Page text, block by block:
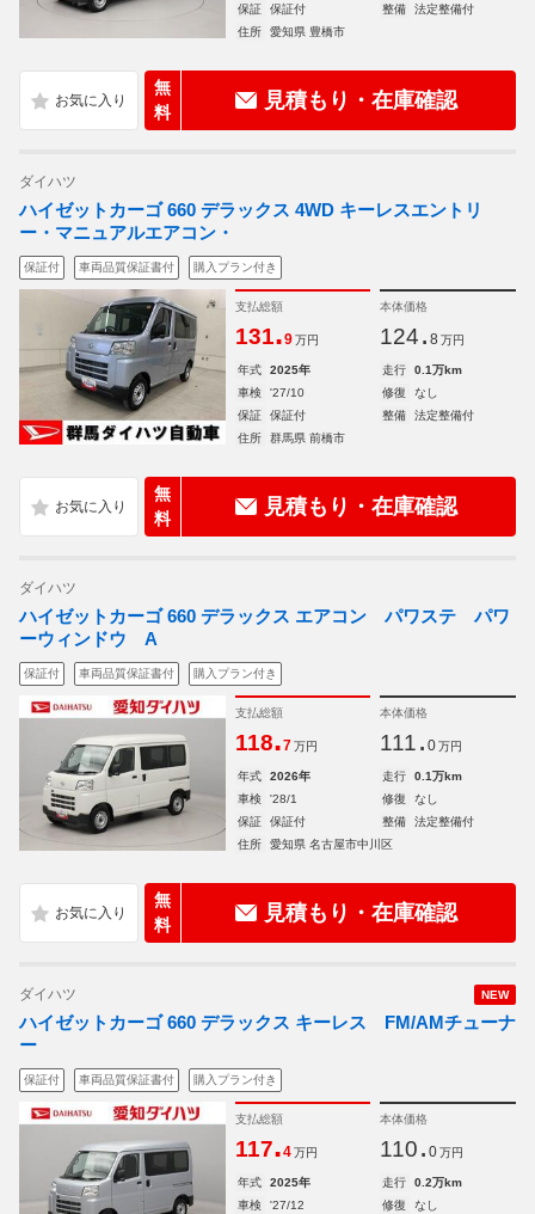
保証
保証付 整備
法定整備付
住所
愛知県 豊橋市
無
料
見積もり・在庫確認
ダイハツ
ハイゼットカーゴ 660 デラックス 4WD キーレスエントリ
ー・マニュアルエアコン・
保証付 車両品質保証書付 購入プラン付き
支払総額
131.9 万円
本体価格
124. 8 万円
年式 2025年 走行
0.1万km
車検
'27/10 修復
なし
保証
保証付 整備
法定整備付
住所
群馬県 前橋市
無
料
見積もり・在庫確認
ダイハツ
ハイゼットカーゴ 660 デラックス エアコン パワステ パワ
ーウィンドウ A
保証付 車両品質保証書付 購入プラン付き
支払総額
118.7 万円
本体価格
111. 0 万円
年式 2026年 走行
0.1万km
車検
'28/1 修復
なし
保証
保証付 整備
法定整備付
住所
愛知県 名古屋市中川区
無
料
見積もり・在庫確認
NEW
ダイハツ
ハイゼットカーゴ 660 デラックス キーレス FM/AMチューナ
ー
保証付 車両品質保証書付 購入プラン付き
支払総額
117.4 万円
本体価格
110. 0 万円
年式 2025年 走行
0.2万km
車検
'27/12 修復
なし